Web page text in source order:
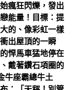
瘋狂閃爍，發出
能量！目標：提
的、像彩虹一樣
出屋頂的一瞬
悍馬車猛地停在
戴著鑽石項圈的
牛座霸總牛土